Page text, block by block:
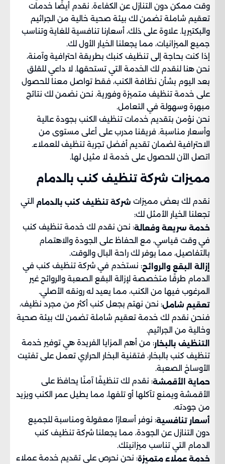
وقت ممكن دون التنازل عن الكفاءة. نقدم أيضًا خدمات
تعقيم شاملة تضمن لك بيئة صحية خالية من الجراثيم
والبكتيريا. علاوة على ذلك، أسعارنا تنافسية للغاية وتناسب
جميع الميزانيات، مما يجعلنا الخيار الأول لك.
إذا كنت بحاجة إلى تنظيف كنبك بطريقة احترافية وآمنة،
نحن هنا لنقدم لك الخدمة التي تستحقها. لا داعي للقلق
بعد اليوم بشأن نظافة الكنب، فقط تواصل معنا للحصول
على خدمة تنظيف متميزة وفورية. نحن نضمن لك نتائج
مبهرة وسهولة في التعامل.
نحن نؤمن بتقديم خدمات تنظيف الكنب بجودة عالية
وأسعار مناسبة. فريقنا مدرب على أعلى مستوى من
الاحترافية لضمان تقديم أفضل تجربة تنظيف للعملاء.
اتصل الآن للحصول على خدمة لا مثيل لها.
مميزات شركة تنظيف كنب بالدمام
نقدم لك بعض مميزات شركة تنظيف كنب بالدمام التي
تجعلنا الخيار الأمثل لك:
خدمة سريعة وفعالة: نحن نقدم لك خدمة تنظيف كنب
في وقت قياسي، مع الحفاظ على الجودة والاهتمام
بالتفاصيل، مما يوفر لك راحة البال والوقت.
إزالة البقع والروائح: نستخدم في شركة تنظيف كنب في
الدمام طرقًا متخصصة لإزالة البقع الصعبة والروائح غير
المرغوب فيها من الكنب، مما يعيد له رونقه الأصلي.
تعقيم شامل: نحن نهتم بجعل كنب أكثر من مجرد نظيف،
فنحن نقدم لك خدمة تعقيم شاملة تضمن لك بيئة صحية
وخالية من الجراثيم.
التنظيف بالبخار: من أهم المزايا الفريدة هي توفير خدمة
تنظيف كنب بالبخار، فتقنية البخار الحراري تعمل على تفتيت
الأوساخ الصعبة.
حماية الأقمشة: نقدم لك تنظيفًا آمنًا يحافظ على
الأقمشة ويمنع تآكلها أو تلفها، مما يطيل عمر الكنب ويزيد
من جودته.
أسعار تنافسية: نوفر أسعارًا معقولة ومناسبة للجميع
دون التنازل عن الجودة، مما يجعلنا شركة تنظيف كنب
الدمام التي تناسب ميزانيتك.
خدمة عملاء متميزة: نحن نحرص على تقديم خدمة عملاء